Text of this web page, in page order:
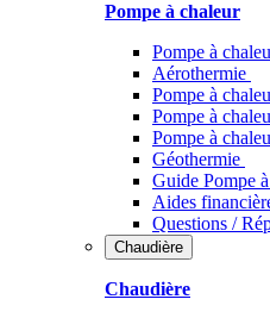
Pompe à chaleur
Pompe à
Aérothermie
Pompe à
Pompe à
Pompe à
Géothermie
Guide Pompe
Aides
Questions /
Chaudière
Chaudière